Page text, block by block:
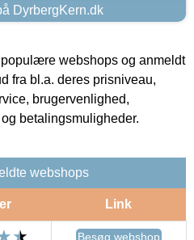
DyrbergKern.dk
webshops og anmeldt
fra bl.a. deres prisniveau,
brugervenlighed,
betalingsmuligheder.
webshops
Link
Besøg webshop